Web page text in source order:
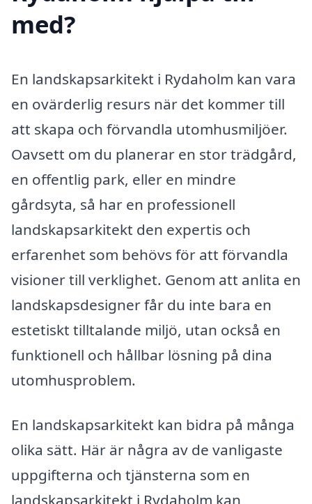
med?
En landskapsarkitekt i Rydaholm kan vara
en ovärderlig resurs när det kommer till
att skapa och förvandla utomhusmiljöer.
Oavsett om du planerar en stor trädgård,
en offentlig park, eller en mindre
gårdsyta, så har en professionell
landskapsarkitekt den expertis och
erfarenhet som behövs för att förvandla
visioner till verklighet. Genom att anlita en
landskapsdesigner får du inte bara en
estetiskt tilltalande miljö, utan också en
funktionell och hållbar lösning på dina
utomhusproblem.
En landskapsarkitekt kan bidra på många
olika sätt. Här är några av de vanligaste
uppgifterna och tjänsterna som en
landskapsarkitekt i Rydaholm kan